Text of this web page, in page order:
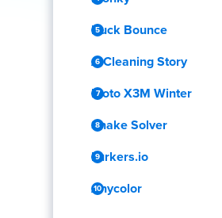
Buck Bounce
A Cleaning Story
Moto X3M Winter
Snake Solver
Lurkers.io
Anycolor